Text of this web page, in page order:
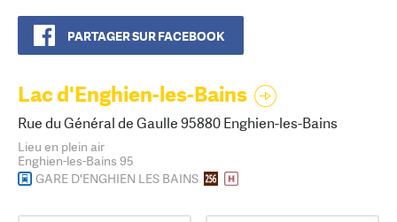
PARTAGER SUR FACEBOOK
Lac d'Enghien-les-Bains
Rue du Général de Gaulle 95880 Enghien-les-Bains
Lieu en plein air
Enghien-les-Bains 95
GARE D'ENGHIEN LES BAINS